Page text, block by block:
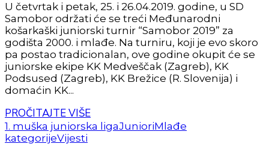
U četvrtak i petak, 25. i 26.04.2019. godine, u SD
Samobor održati će se treći Međunarodni
košarkaški juniorski turnir “Samobor 2019” za
godišta 2000. i mlađe. Na turniru, koji je evo skoro
pa postao tradicionalan, ove godine okupit će se
juniorske ekipe KK Medveščak (Zagreb), KK
Podsused (Zagreb), KK Brežice (R. Slovenija) i
domaćin KK...
PROČITAJTE VIŠE
1. muška juniorska ligaJunioriMlađe
kategorijeVijesti